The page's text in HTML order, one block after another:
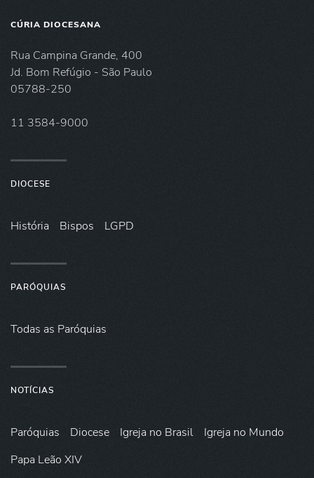
CÚRIA DIOCESANA
Rua Campina Grande, 400
Jd. Bom Refúgio - São Paulo
05788-250
11 3584-9000
DIOCESE
História Bispos LGPD
PARÓQUIAS
Todas as Paróquias
NOTÍCIAS
Paróquias Diocese Igreja no Brasil
Igreja no Mundo
Papa Leão XIV